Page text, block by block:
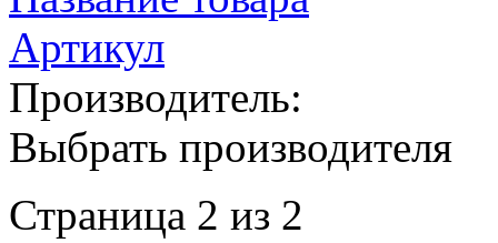
Артикул
Производитель:
Выбрать производителя
Страница 2 из 2